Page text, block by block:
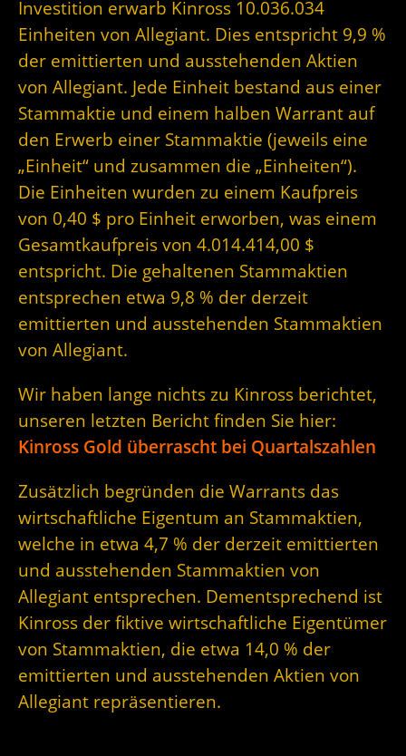
Investition erwarb Kinross 10.036.034
Einheiten von Allegiant. Dies entspricht 9,9 %
der emittierten und ausstehenden Aktien
von Allegiant. Jede Einheit bestand aus einer
Stammaktie und einem halben Warrant auf
den Erwerb einer Stammaktie (jeweils eine
„Einheit“ und zusammen die „Einheiten“).
Die Einheiten wurden zu einem Kaufpreis
von 0,40 $ pro Einheit erworben, was einem
Gesamtkaufpreis von 4.014.414,00 $
entspricht. Die gehaltenen Stammaktien
entsprechen etwa 9,8 % der derzeit
emittierten und ausstehenden Stammaktien
von Allegiant.
Wir haben lange nichts zu Kinross berichtet,
unseren letzten Bericht finden Sie hier:
Kinross Gold überrascht bei Quartalszahlen
Zusätzlich begründen die Warrants das
wirtschaftliche Eigentum an Stammaktien,
welche in etwa 4,7 % der derzeit emittierten
und ausstehenden Stammaktien von
Allegiant entsprechen. Dementsprechend ist
Kinross der fiktive wirtschaftliche Eigentümer
von Stammaktien, die etwa 14,0 % der
emittierten und ausstehenden Aktien von
Allegiant repräsentieren.